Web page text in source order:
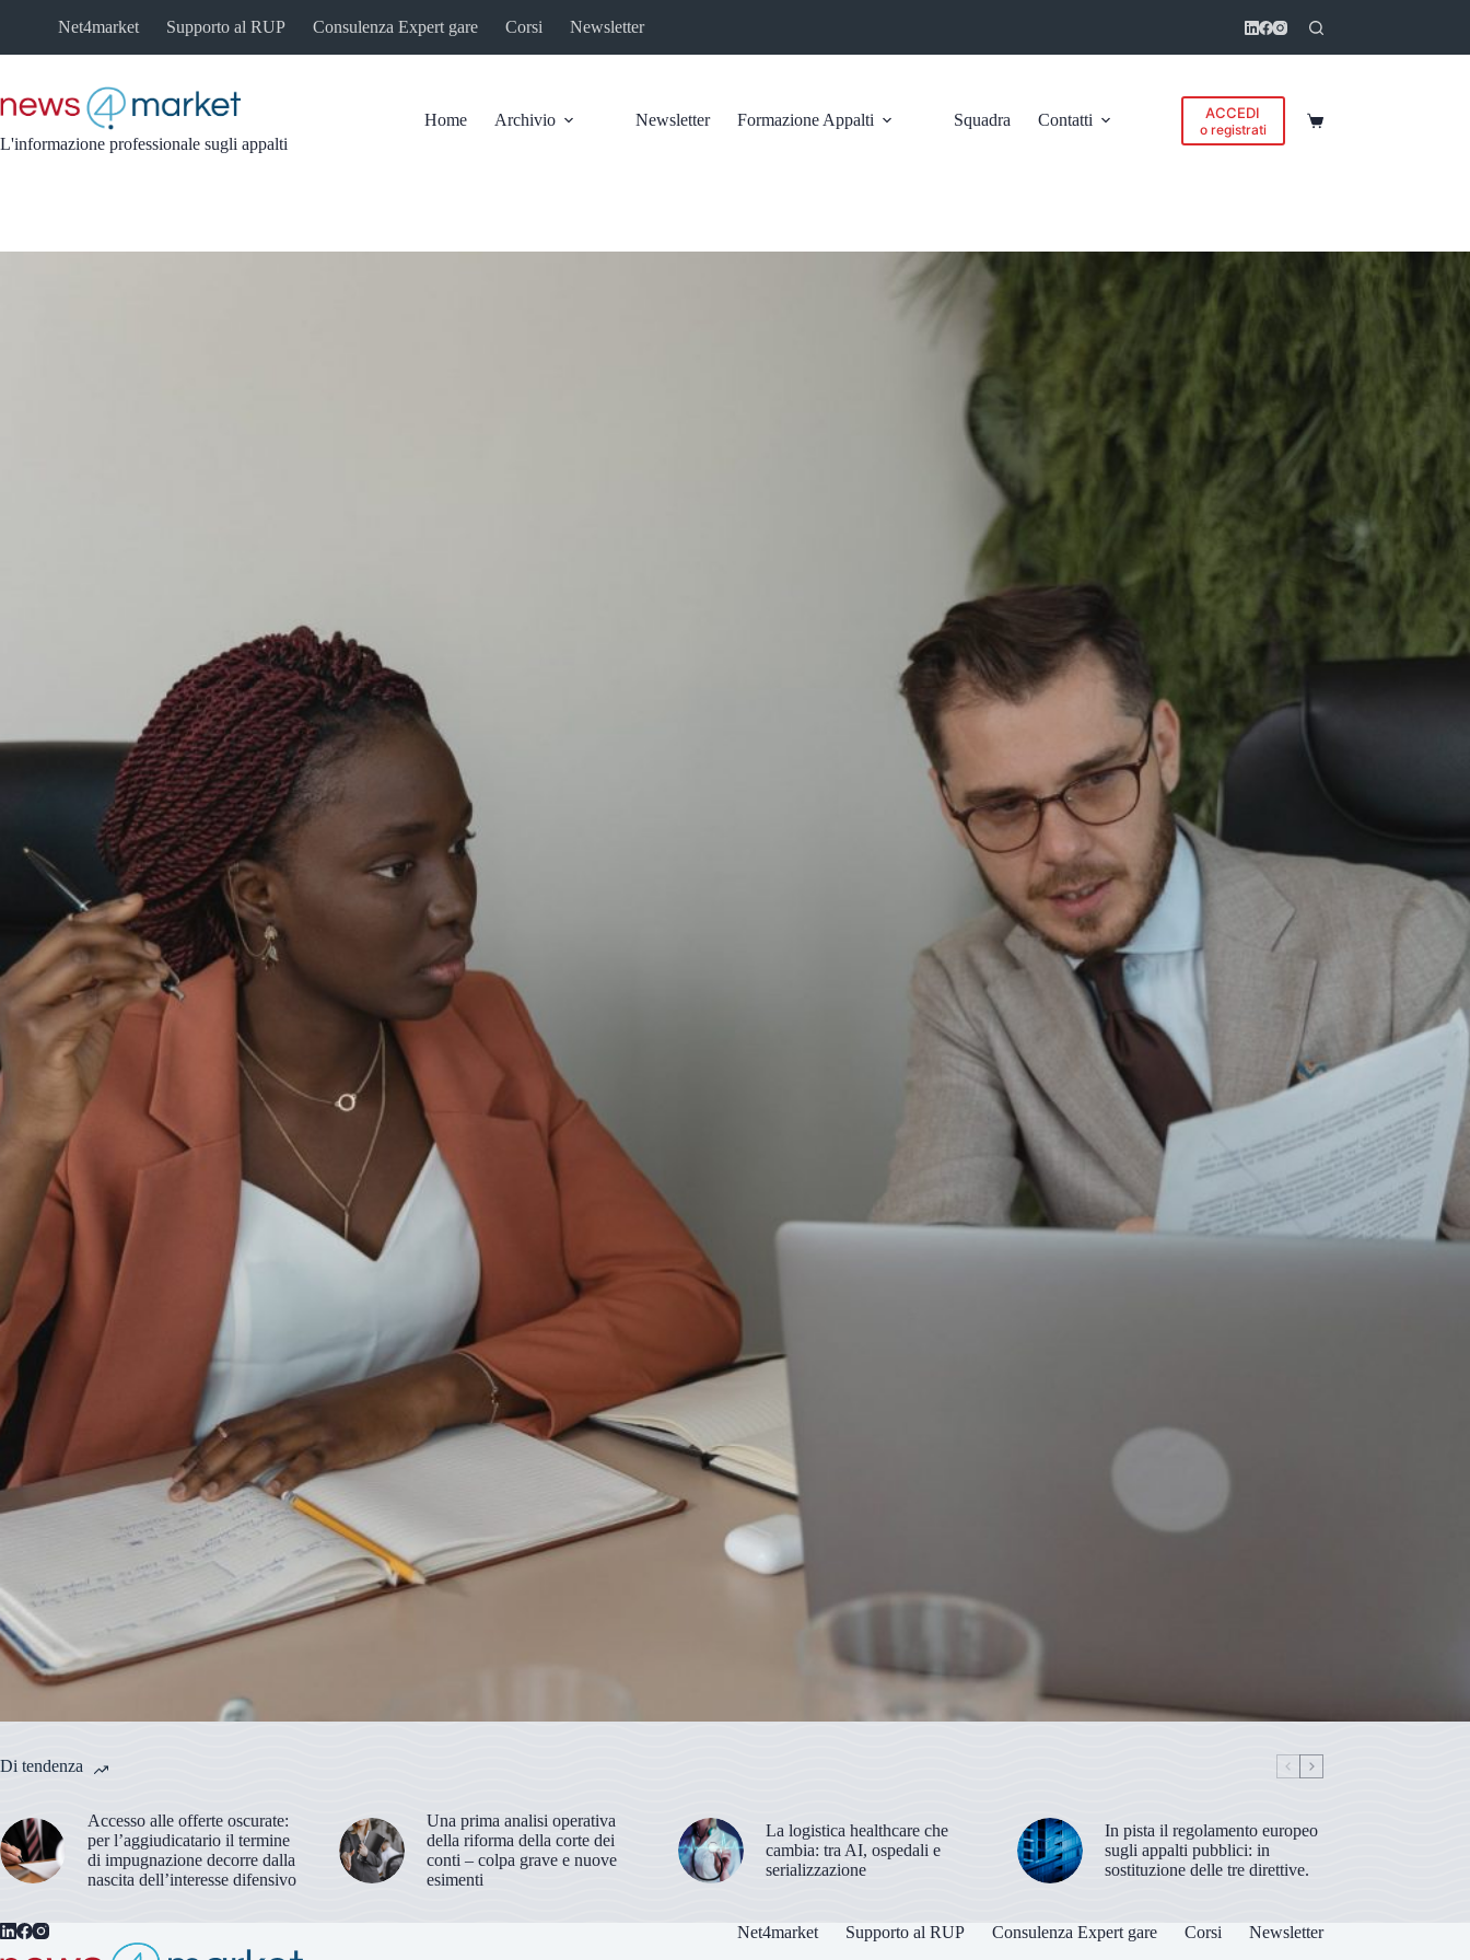
Net4market Supporto al RUP Consulenza Expert gare Corsi Newsletter
L'informazione professionale sugli appalti
Home Archivio Newsletter Formazione Appalti Squadra Contatti ACCEDI
o registrati Carrello
Di tendenza
Accesso alle offerte oscurate:
per l’aggiudicatario il termine
di impugnazione decorre dalla
nascita dell’interesse difensivo
Una prima analisi operativa
della riforma della corte dei
conti – colpa grave e nuove
esimenti
La logistica healthcare che
cambia: tra AI, ospedali e
serializzazione
In pista il regolamento europeo
sugli appalti pubblici: in
sostituzione delle tre direttive.
Net4market Supporto al RUP Consulenza Expert gare Corsi Newsletter